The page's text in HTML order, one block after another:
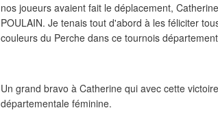
nos joueurs avaient fait le déplacement,
POULAIN. Je tenais tout d'abord à les féliciter
couleurs du Perche dans ce tournois
Un grand bravo à Catherine qui avec cette
départementale féminine.